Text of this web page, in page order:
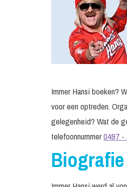
Immer Hansi boeken?
voor een optreden.
gelegenheid? Wat de
telefoonnummer0497 -